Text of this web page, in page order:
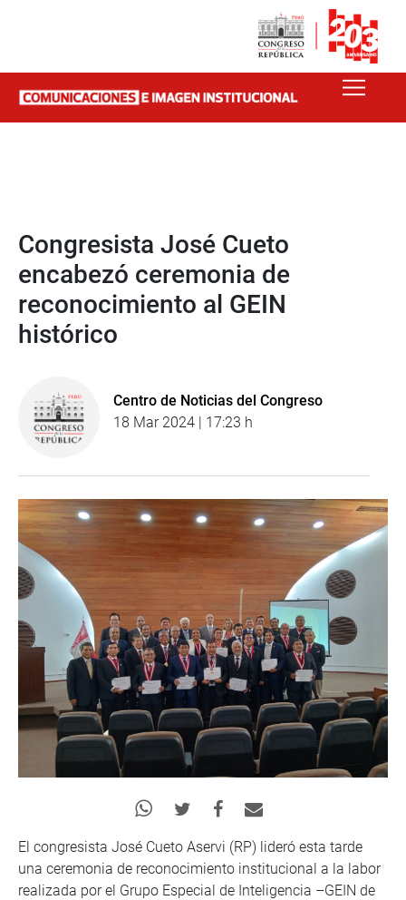
Congresista José Cueto
encabezó ceremonia de
reconocimiento al GEIN
histórico
Centro de Noticias del Congreso
18 Mar 2024 | 17:23 h
El congresista José Cueto Aservi (RP) lideró esta tarde
una ceremonia de reconocimiento institucional a la labor
realizada por el Grupo Especial de Inteligencia –GEIN de